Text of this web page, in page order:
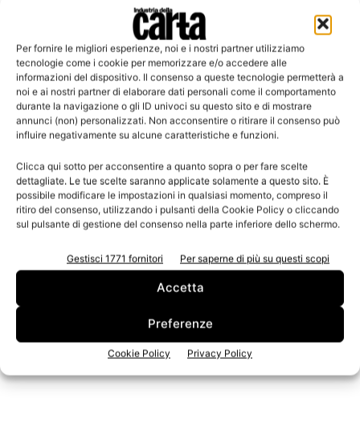
Per fornire le migliori esperienze, noi e i nostri partner utilizziamo
tecnologie come i cookie per memorizzare e/o accedere alle
informazioni del dispositivo. Il consenso a queste tecnologie permetterà a
noi e ai nostri partner di elaborare dati personali come il comportamento
durante la navigazione o gli ID univoci su questo sito e di mostrare
annunci (non) personalizzati. Non acconsentire o ritirare il consenso può
influire negativamente su alcune caratteristiche e funzioni.
Clicca qui sotto per acconsentire a quanto sopra o per fare scelte
dettagliate. Le tue scelte saranno applicate solamente a questo sito. È
possibile modificare le impostazioni in qualsiasi momento, compreso il
ritiro del consenso, utilizzando i pulsanti della Cookie Policy o cliccando
sul pulsante di gestione del consenso nella parte inferiore dello schermo.
Gestisci 1771 fornitori Per saperne di più su questi scopi
Accetta
Preferenze
Cookie Policy Privacy Policy
Il debutto online con una campagna di comunicazione
Leggi la rivista
n.2 - Aprile 2026
Edicola Web
Iscriviti alla newsletter